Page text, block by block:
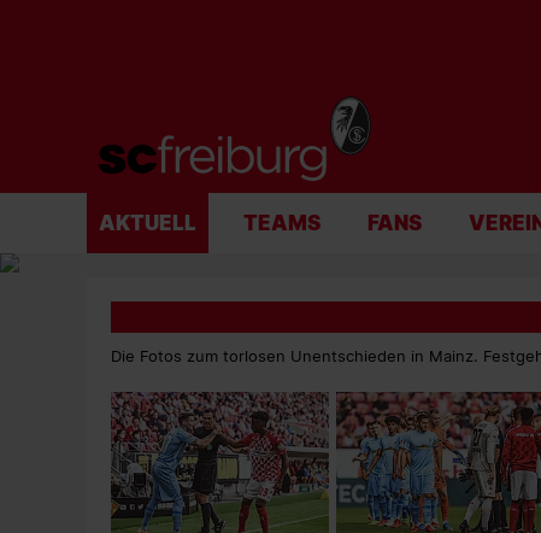
AKTUELL TEAMS FANS VEREIN
Die Fotos zum torlosen Unentschieden in Mainz.